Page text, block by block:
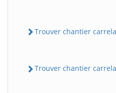
Trouver chantier
Trouver chantier